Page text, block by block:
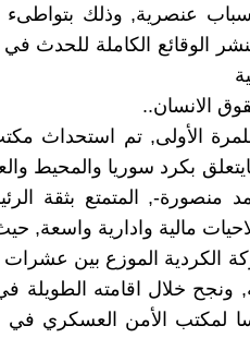
عنصرية, وذلك
بنشر الوقائع الكاملة للحدث
الانسان..
الأولى, تم استحداث
بكرد سوريا والمحيط
منصورة-, المتمتع بثقة
مالية وادارية واسعة,
الكردية الموزع بين عشرات
ونجح خلال اقامته الطويلة
لمكتب الأمن العسكري